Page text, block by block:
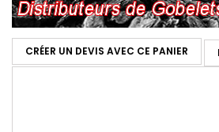
CRÉER UN DEVIS AVEC CE PANIER